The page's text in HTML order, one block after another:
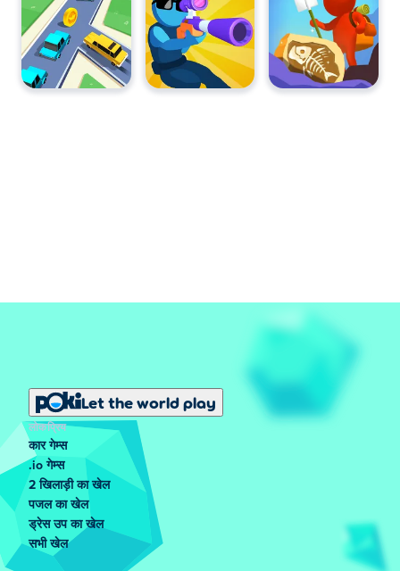
Let the world play
लोकप्रिय
कार गेम्स
.io गेम्स
2 खिलाड़ी का खेल
पजल का खेल
ड्रेस उप का खेल
सभी खेल